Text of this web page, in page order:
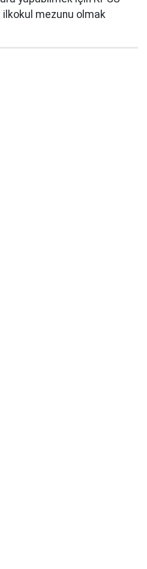
ilkokul mezunu olmak